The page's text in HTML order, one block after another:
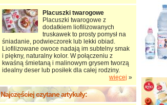
Placuszki twarogowe
Placuszki twarogowe z
dodatkiem liofilizowanych
truskawek to prosty pomysł na
śniadanie, podwieczorek lub lekki obiad.
Liofilizowane owoce nadają im subtelny smak
i piękny, naturalny kolor. W połączeniu z
kwaśną śmietaną i malinowym grysem tworzą
idealny deser lub posiłek dla całej rodziny.
więcej »
Najczęściej czytane artykuły: